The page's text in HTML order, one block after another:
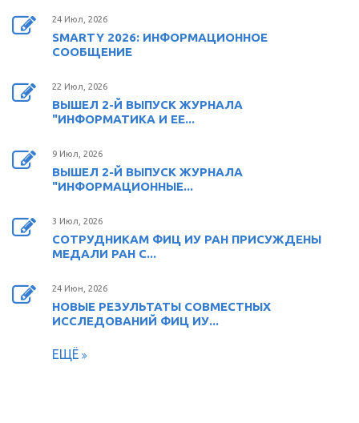
24 Июл, 2026
SMARTY 2026: ИНФОРМАЦИОННОЕ
СООБЩЕНИЕ
22 Июл, 2026
ВЫШЕЛ 2-Й ВЫПУСК ЖУРНАЛА
"ИНФОРМАТИКА И ЕЕ...
9 Июл, 2026
ВЫШЕЛ 2-Й ВЫПУСК ЖУРНАЛА
"ИНФОРМАЦИОННЫЕ...
3 Июл, 2026
СОТРУДНИКАМ ФИЦ ИУ РАН ПРИСУЖДЕНЫ
МЕДАЛИ РАН С...
24 Июн, 2026
НОВЫЕ РЕЗУЛЬТАТЫ СОВМЕСТНЫХ
ИССЛЕДОВАНИЙ ФИЦ ИУ...
ЕЩЁ